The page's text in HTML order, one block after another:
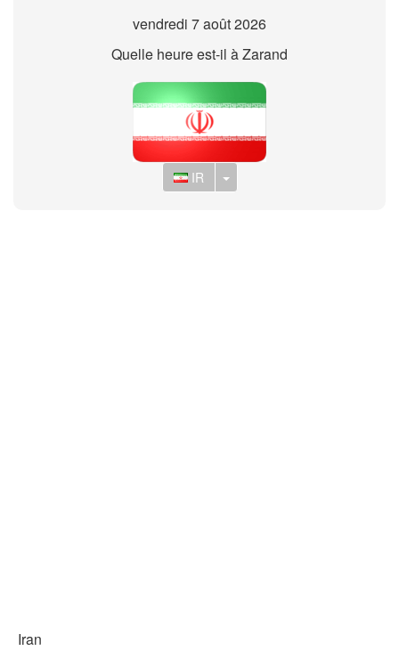
vendredi 7 août 2026
Quelle heure est-il à Zarand
IR Toggle Dropdown
Iran